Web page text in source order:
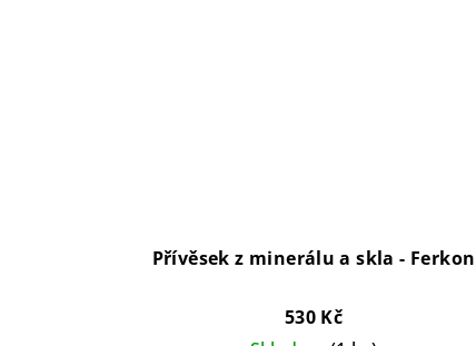
Přívěsek z minerálu a skla - Ferkon
530 Kč